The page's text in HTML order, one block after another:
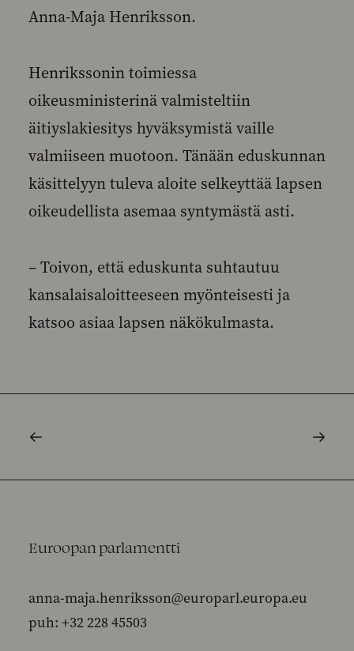
Anna-Maja Henriksson.
Henrikssonin toimiessa
oikeusministerinä valmisteltiin
äitiyslakiesitys hyväksymistä vaille
valmiiseen muotoon. Tänään eduskunnan
käsittelyyn tuleva aloite selkeyttää lapsen
oikeudellista asemaa syntymästä asti.
– Toivon, että eduskunta suhtautuu
kansalaisaloitteeseen myönteisesti ja
katsoo asiaa lapsen näkökulmasta.
Euroopan parlamentti
anna-maja.henriksson@europarl.europa.eu
puh: +32 228 45503